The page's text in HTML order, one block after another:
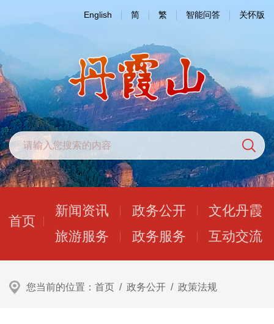
English 简 繁 智能问答 关怀版
首页
新闻资讯 政务公开
文化丹霞
旅游服务
政务服务 互动交流
您当前的位置： 首页 / 政务公开 / 政策法规